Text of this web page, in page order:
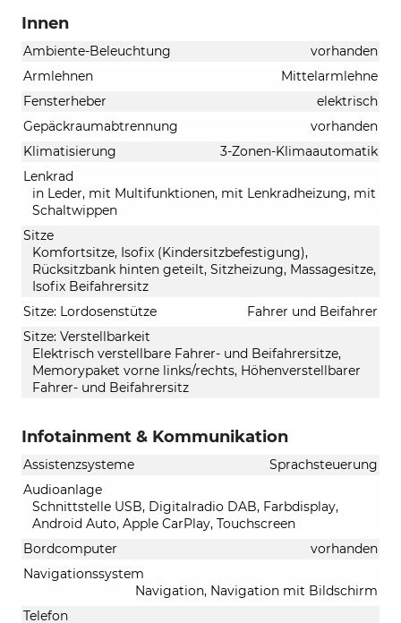
Innen
Ambiente-Beleuchtung
vorhanden
Armlehnen
Mittelarmlehne
Fensterheber
elektrisch
Gepäckraumabtrennung
vorhanden
Klimatisierung
3-Zonen-Klimaautomatik
Lenkrad
in Leder, mit Multifunktionen, mit Lenkradheizung, mit
Schaltwippen
Sitze
Komfortsitze, Isofix (Kindersitzbefestigung),
Rücksitzbank hinten geteilt, Sitzheizung, Massagesitze,
Isofix Beifahrersitz
Sitze: Lordosenstütze
Fahrer und Beifahrer
Sitze: Verstellbarkeit
Elektrisch verstellbare Fahrer- und Beifahrersitze,
Memorypaket vorne links/rechts, Höhenverstellbarer
Fahrer- und Beifahrersitz
Infotainment & Kommunikation
Assistenzsysteme
Sprachsteuerung
Audioanlage
Schnittstelle USB, Digitalradio DAB, Farbdisplay,
Android Auto, Apple CarPlay, Touchscreen
Bordcomputer
vorhanden
Navigationssystem
Navigation, Navigation mit Bildschirm
Telefon